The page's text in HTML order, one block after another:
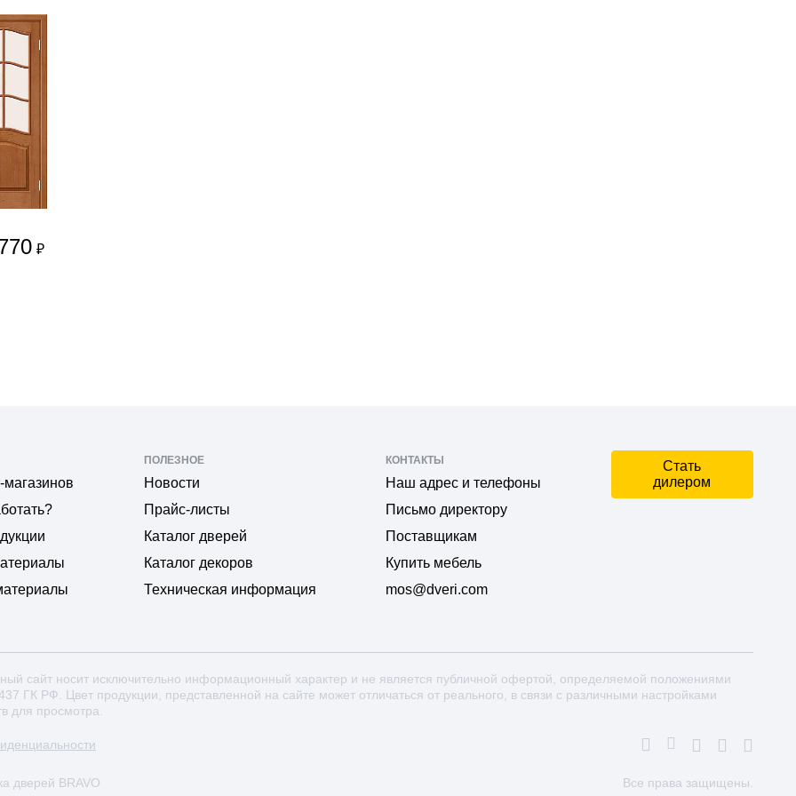
₽
магазинов
ПОЛЕЗНОЕ
Новости
Прайс-листы
Каталог дверей
Каталог декоров
Техническая информация
КОНТАКТЫ
Наш адрес и телефоны
Письмо директору
Поставщикам
Купить мебель
mos@dveri.com
Стать
дилером
сайт носит исключительно информационный характер и не является публичной офертой, определяемой положениями
ГК РФ. Цвет продукции, представленной на сайте может отличаться от реального, в связи с различными настройками
для просмотра.
дверей BRAVO Все права защищены.